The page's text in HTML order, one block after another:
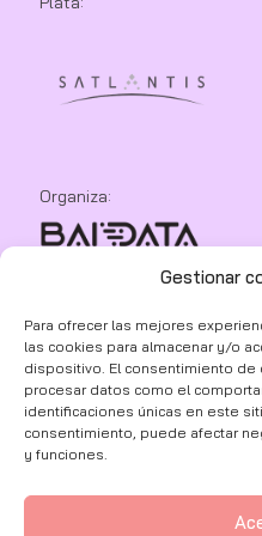
Gestionar
Para ofrecer las mejores
las cookies para almacenar y/o
dispositivo. El consentimiento
procesar datos como el
identificaciones únicas en este
consentimiento, puede afectar
y funciones.
Organiza:
Colaboran: